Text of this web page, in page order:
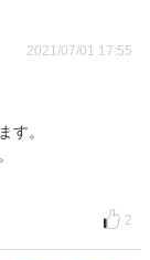
2021/07/01 17:55
す。
2